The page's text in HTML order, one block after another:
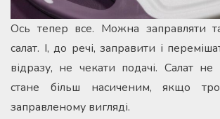
Ось тепер все. Можна заправляти
салат. І, до речі, заправити і
відразу, не чекати подачі. Салат не
стане більш насиченим, якщо
заправленому вигляді.